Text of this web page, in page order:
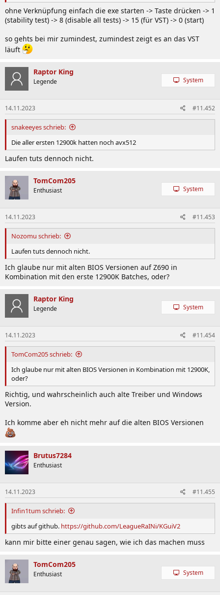
ohne Verknüpfung einfach die exe starten -> Taste drücken -> 1
(stability test) -> 8 (disable all tests) -> 15 (für VST) -> 0 (start)
so gehts bei mir zumindest, zumindest zeigt es an das VST
läuft
Raptor King
Legende System
14.11.2023 #11.452
snakeeyes schrieb:
Die aller ersten 12900k hatten noch avx512
Laufen tuts dennoch nicht.
TomCom205
Enthusiast System
14.11.2023 #11.453
Nozomu schrieb:
Laufen tuts dennoch nicht.
Ich glaube nur mit alten BIOS Versionen auf Z690 in
Kombination mit den erste 12900K Batches, oder?
Raptor King
Legende System
14.11.2023 #11.454
TomCom205 schrieb:
Ich glaube nur mit alten BIOS Versionen in Kombination mit 12900K,
oder?
Richtig, und wahrscheinlich auch alte Treiber und Windows
Version.
Ich komme aber eh nicht mehr auf die alten BIOS Versionen
Brutus7284
Enthusiast
14.11.2023 #11.455
Infin1tum schrieb:
gibts auf github. https://github.com/LeagueRaINi/KGuiV2
kann mir bitte einer genau sagen, wie ich das machen muss
TomCom205
Enthusiast System